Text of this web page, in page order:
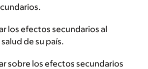
los efectos secundarios al
de su país.
sobre los efectos secundarios